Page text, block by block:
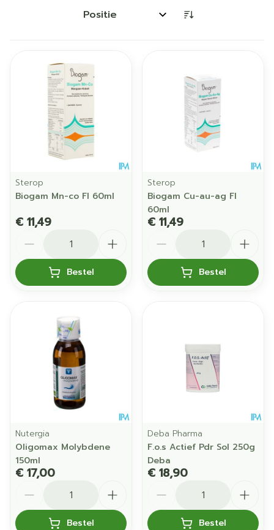
Sorteer op:
Sterop
Biogam Mn-co Fl 60ml
€ 11,49
Bestel
Sterop
Biogam Cu-au-ag Fl
60ml
€ 11,49
Bestel
Nutergia
Oligomax Molybdene
150ml
€ 17,00
Bestel
Deba Pharma
F.o.s Actief Pdr Sol 250g
Deba
€ 18,90
Bestel